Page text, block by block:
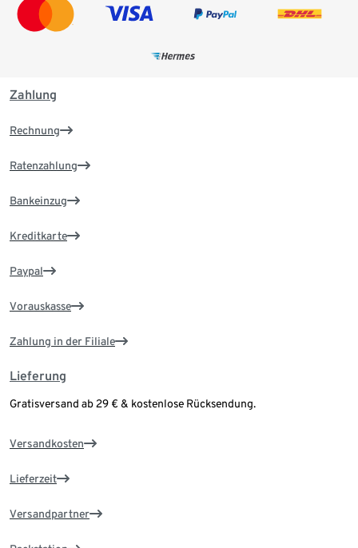
Zahlung
Rechnung
Ratenzahlung
Bankeinzug
Kreditkarte
Paypal
Vorauskasse
Zahlung in der Filiale
Lieferung
Gratisversand ab 29 € & kostenlose Rücksendung.
Versandkosten
Lieferzeit
Versandpartner